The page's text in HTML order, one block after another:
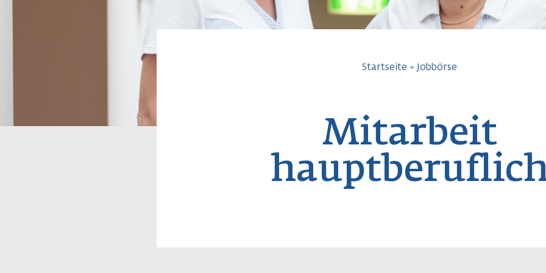
Pfadnavigation
Startseite Jobbörse
Mitarbeit